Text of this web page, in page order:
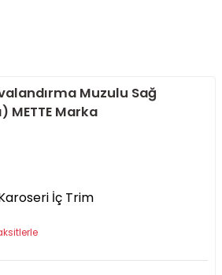
Muzulu Sağ
METTE Marka
İç Trim